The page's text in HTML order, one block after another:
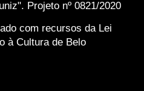
Projeto nº 0821/2020
com recursos da Lei
à Cultura de Belo